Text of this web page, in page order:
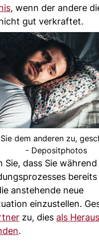
, wenn der andere
gut verkraftet.
dem anderen zu,
- Depositphotos
Sie, dass Sie
anstehende neue
einzustellen.
zu, dies als
.